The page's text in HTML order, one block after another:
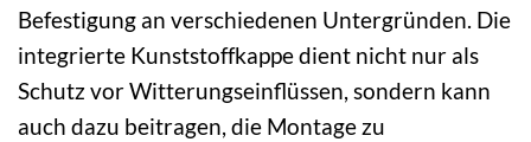
Befestigung an verschiedenen Untergründen. Die
integrierte Kunststoffkappe dient nicht nur als
Schutz vor Witterungseinflüssen, sondern kann
auch dazu beitragen, die Montage zu